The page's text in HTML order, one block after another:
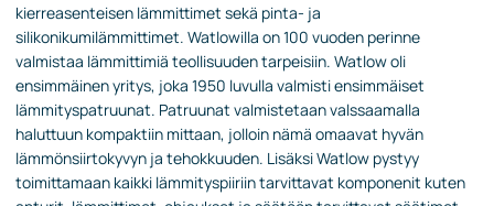
kierreasenteisen lämmittimet sekä pinta- ja
silikonikumilämmittimet. Watlowilla on 100 vuoden perinne
valmistaa lämmittimiä teollisuuden tarpeisiin. Watlow oli
ensimmäinen yritys, joka 1950 luvulla valmisti ensimmäiset
lämmityspatruunat. Patruunat valmistetaan valssaamalla
haluttuun kompaktiin mittaan, jolloin nämä omaavat hyvän
lämmönsiirtokyvyn ja tehokkuuden. Lisäksi Watlow pystyy
toimittamaan kaikki lämmityspiiriin tarvittavat komponenit kuten